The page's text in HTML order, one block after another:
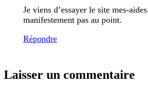
Je viens d’essayer le site mes-
manifestement pas au point.
Répondre
Laisser un commentaire